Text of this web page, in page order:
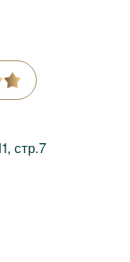
стр.7